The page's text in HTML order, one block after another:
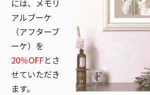
には、メモリ
アルブーケ
（アフターブ
ーケ）を
20％OFFとさ
せていただき
ます。